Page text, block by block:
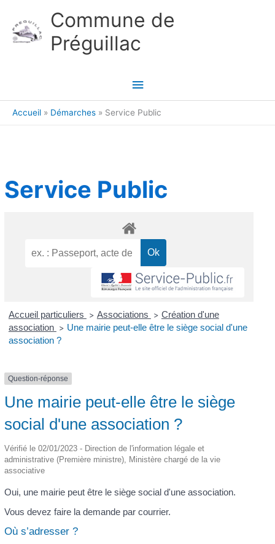
Commune de
Préguillac
Menu
principal
Accueil Démarches Service Public
Service Public
Accueil particuliers > Associations > Création d'une
association > Une mairie peut-elle être le siège social d'une
association ?
Question-réponse
Une mairie peut-elle être le siège
social d'une association ?
Vérifié le 02/01/2023 - Direction de l'information légale et
administrative (Première ministre), Ministère chargé de la vie
associative
Oui, une mairie peut être le siège social d'une association.
Vous devez faire la demande par courrier.
Où s’adresser ?